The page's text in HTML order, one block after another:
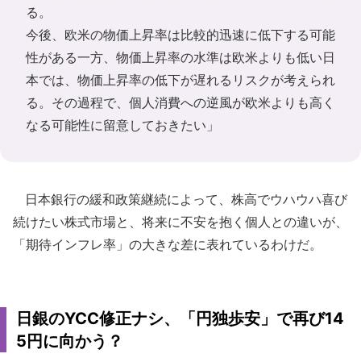
る。
今後、欧米の物価上昇率は比較的迅速に低下する可能
性がある一方、物価上昇率の水準は欧米よりも低い日
本では、物価上昇率の低下が遅れるリスクが考えられ
る。その過程で、個人消費への逆風が欧米よりも高く
なる可能性に留意しておきたい」
日本銀行の緩和政策継続によって、株高でウハウハ喜び
続けたい株式市場と、将来に不安を抱く個人との違いが、
「期待インフレ率」の大きな差に表れているわけだ。
日銀のYCC修正ナシ、「円独歩安」で再び14
5円に向かう？